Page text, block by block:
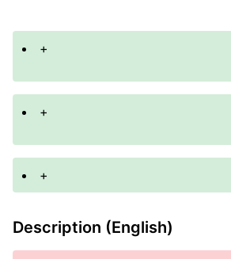
+
+
+
Description (English)